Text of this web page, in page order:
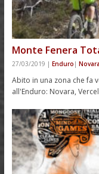
Monte Fenera
27/03/2019 | Enduro | Novara
Abito in una zona che fa
all'Enduro: Novara,